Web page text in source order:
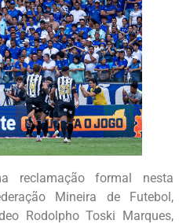
reclamação formal nesta
Mineira de Futebol,
Rodolpho Toski Marques,